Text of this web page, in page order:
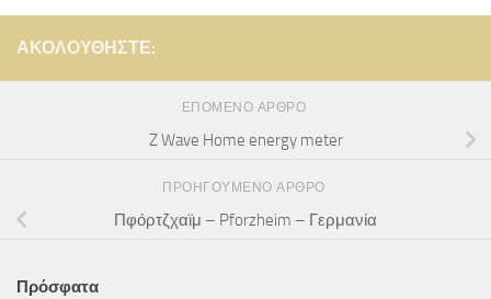
ΑΚΟΛΟΥΘΉΣΤΕ:
ΕΠΌΜΕΝΟ ΆΡΘΡΟ
Z Wave Home energy meter
ΠΡΟΗΓΟΎΜΕΝΟ ΆΡΘΡΟ
Πφόρτζχαϊμ – Pforzheim – Γερμανία
Πρόσφατα